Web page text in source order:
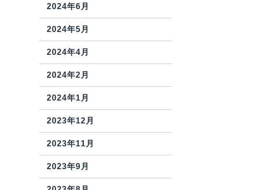
2024年6月
2024年5月
2024年4月
2024年2月
2024年1月
2023年12月
2023年11月
2023年9月